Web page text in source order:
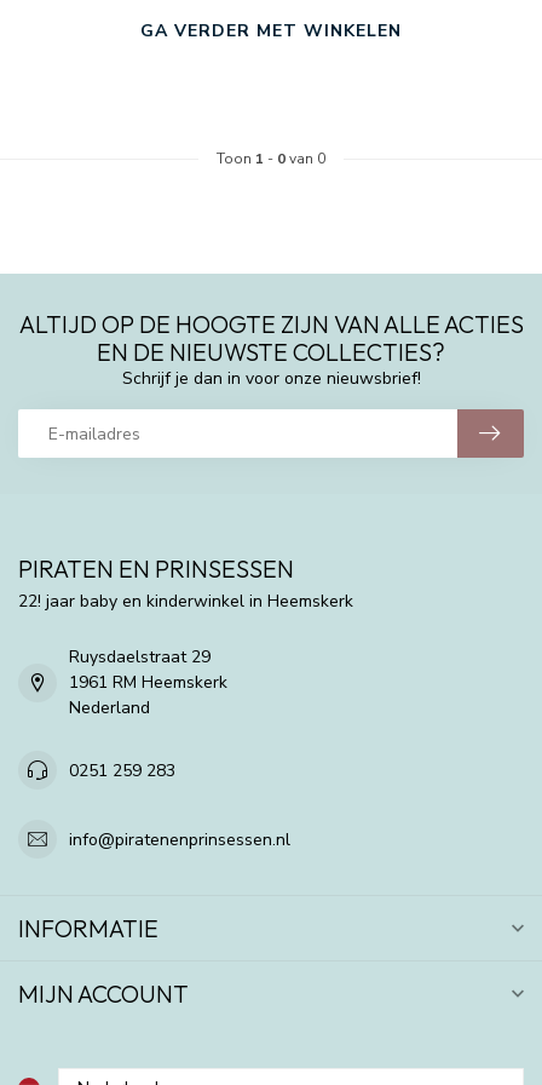
GA VERDER MET WINKELEN
Toon 1 - 0van 0
ALTIJD OP DE HOOGTE ZIJN VAN ALLE ACTIES
EN DE NIEUWSTE COLLECTIES?
Schrijf je dan in voor onze nieuwsbrief!
PIRATEN EN PRINSESSEN
22! jaar baby en kinderwinkel in Heemskerk
Ruysdaelstraat 29
1961 RM Heemskerk
Nederland
0251 259 283
info@piratenenprinsessen.nl
INFORMATIE
MIJN ACCOUNT